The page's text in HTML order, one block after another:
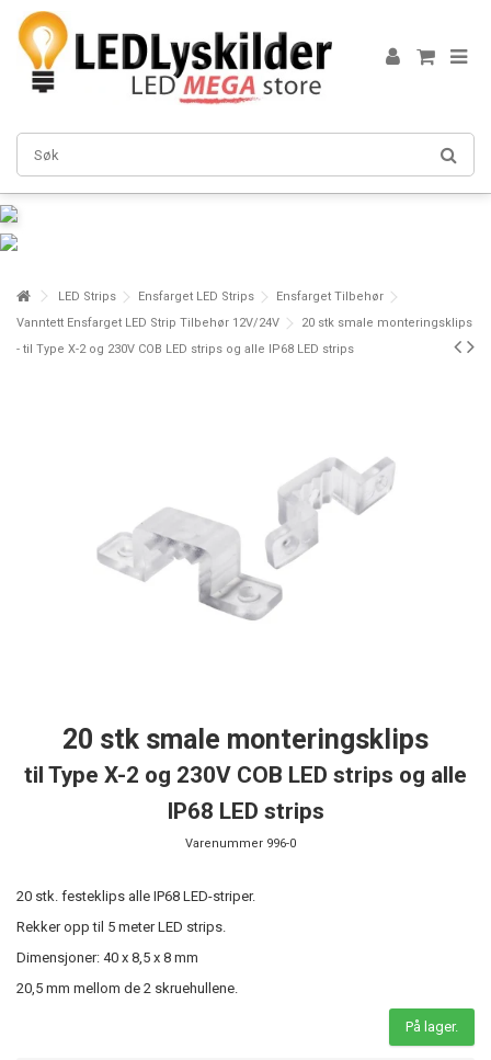
LED Strips Ensfarget LED Strips
Ensfarget Tilbehør
Vanntett Ensfarget LED Strip Tilbehør 12V/24V
20 stk smale monteringsklips
- til Type X-2 og 230V COB LED strips og alle IP68 LED strips
20 stk smale monteringsklips
til Type X-2 og 230V COB LED strips og alle
IP68 LED strips
Varenummer 996-0
20 stk. festeklips alle IP68 LED-striper.
Rekker opp til 5 meter LED strips.
Dimensjoner: 40 x 8,5 x 8 mm
20,5 mm mellom de 2 skruehullene.
På lager.